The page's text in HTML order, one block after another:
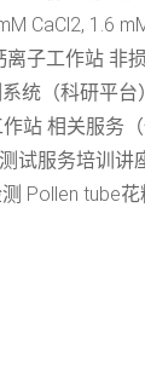
CaCl2, 1.6
离子工作站 非
统（科研平台
站 相关服务
试服务培训讲
Pollen tube